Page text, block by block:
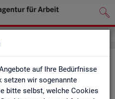
auf Ihre Bedürfnisse
setzen wir sogenannte
bitte selbst, welche Cookies
(hoch­ge­rech­
Län­der, Re­gio­
für Ar­beit